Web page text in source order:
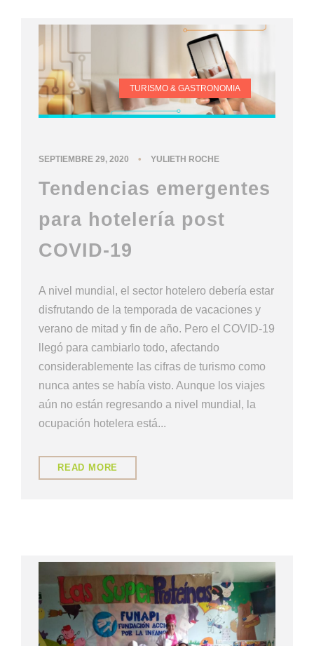
TURISMO & GASTRONOMIA
SEPTIEMBRE 29, 2020 • YULIETH ROCHE
Tendencias emergentes
para hotelería post
COVID-19
A nivel mundial, el sector hotelero debería estar
disfrutando de la temporada de vacaciones y
verano de mitad y fin de año. Pero el COVID-19
llegó para cambiarlo todo, afectando
considerablemente las cifras de turismo como
nunca antes se había visto. Aunque los viajes
aún no están regresando a nivel mundial, la
ocupación hotelera está...
READ MORE